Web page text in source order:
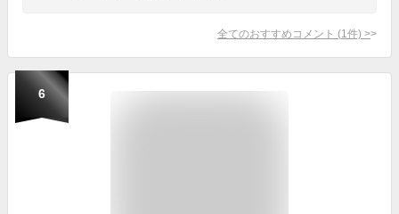
全てのおすすめコメント (1 件) >
6